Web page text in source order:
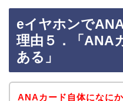
eイヤホンで
理由５．「ANA
ある」
ANAカード自体になに